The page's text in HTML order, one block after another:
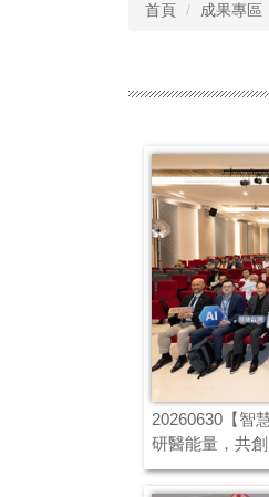
首頁 成果專區
20260630【智
研醫能量，共